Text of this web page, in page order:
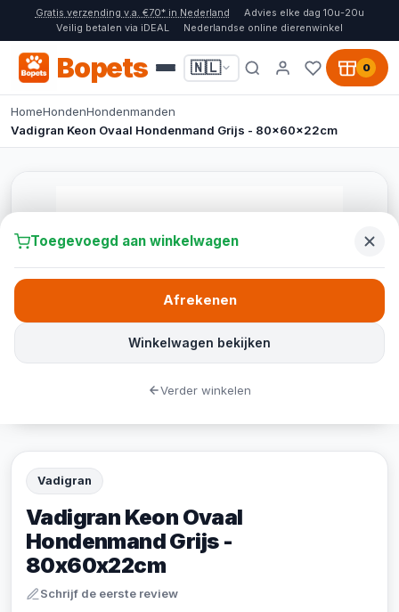
Gratis verzending v.a. €70* in Nederland
Advies elke dag 10u-20u
Veilig betalen via iDEAL
Nederlandse online dierenwinkel
Bopets 🇳🇱 0
HomeHondenHondenmanden
Vadigran Keon Ovaal Hondenmand Grijs - 80x60x22cm
Vadigran
Vadigran Keon Ovaal
Hondenmand Grijs -
80x60x22cm
Schrijf de eerste review
Toegevoegd aan winkelwagen
Winkelwagen bekijken
Afrekenen
Verder winkelen